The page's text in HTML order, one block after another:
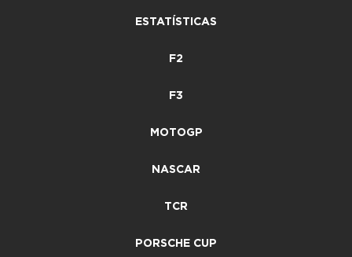
ESTATÍSTICAS
F2
F3
MOTOGP
NASCAR
TCR
PORSCHE CUP